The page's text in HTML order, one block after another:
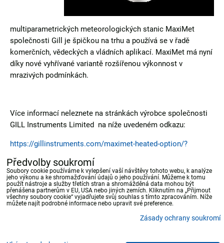
multiparametrických meteorologických stanic MaxiMet
společnosti Gill je špičkou na trhu a používá se v řadě
komerčních, vědeckých a vládních aplikací. MaxiMet má nyní
díky nové vyhřívané variantě rozšířenou výkonnost v
mrazivých podmínkách.
Více informací neleznete na stránkách výrobce společnosti
GILL Instruments Limited na níže uvedeném odkazu:
https://gillinstruments.com/maximet-heated-option/?
+MaxiMet+heated+option&utm_medium=email&utm_id=436
FacebookTwitter BlueskyPinterestReddit LinkedInWhatsApp
E-
mail
Předvolby soukromí
Soubory cookie používáme k vylepšení vaší návštěvy tohoto webu, k analýze
jeho výkonu a ke shromažďování údajů o jeho používání. Můžeme k tomu
použít nástroje a služby třetích stran a shromážděná data mohou být
přenášena partnerům v EU, USA nebo jiných zemích. Kliknutím na „Přijmout
všechny soubory cookie“ vyjadřujete svůj souhlas s tímto zpracováním. Níže
můžete najít podrobné informace nebo upravit své preference.
Zásady ochrany soukromí